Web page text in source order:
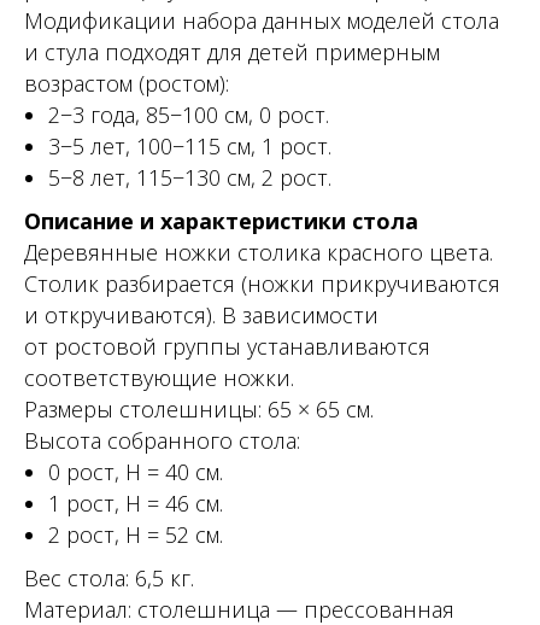
Модификации набора данных моделей стола
и стула подходят для детей примерным
возрастом (ростом):
2−3 года, 85−100 см, 0 рост.
3−5 лет, 100−115 см, 1 рост.
5−8 лет, 115−130 см, 2 рост.
Описание и характеристики стола
Деревянные ножки столика красного цвета.
Столик разбирается (ножки прикручиваются
и откручиваются). В зависимости
от ростовой группы устанавливаются
соответствующие ножки.
Размеры столешницы: 65 × 65 см.
Высота собранного стола:
0 рост, Н = 40 см.
1 рост, Н = 46 см.
2 рост, Н = 52 см.
Вес стола: 6,5 кг.
Материал: столешница — прессованная